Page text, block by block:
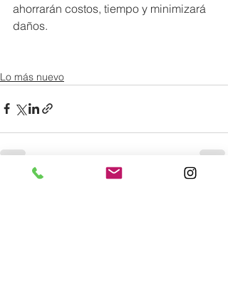
ahorrarán costos, tiempo y minimizará
daños.
Lo más nuevo